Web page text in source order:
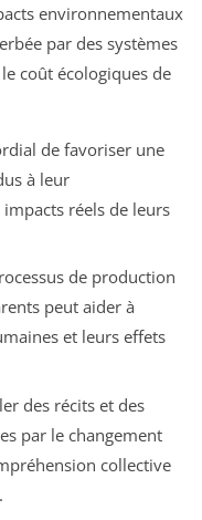
environnementaux
par des systèmes
coût écologiques de
de favoriser une
à leur
réels de leurs
de production
peut aider à
et leurs effets
des récits et des
par le changement
collective